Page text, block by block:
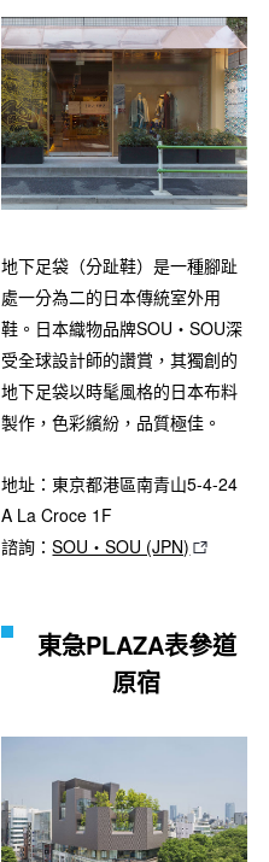
地下足袋（分趾鞋）是一種腳趾
處一分為二的日本傳統室外用
鞋。日本織物品牌SOU‧SOU深
受全球設計師的讚賞，其獨創的
地下足袋以時髦風格的日本布料
製作，色彩繽紛，品質極佳。
地址：東京都港區南青山5-4-24
A La Croce 1F
諮詢：SOU・SOU (JPN)
東急PLAZA表參道
原宿